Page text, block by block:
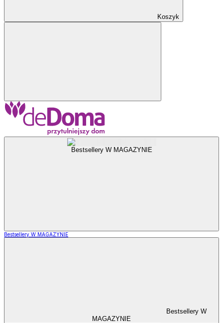
Koszyk
Bestsellery W MAGAZYNIE
Bestsellery W MAGAZYNIE
Bestsellery W
MAGAZYNIE